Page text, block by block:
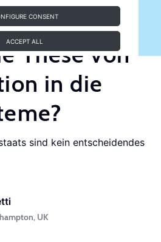
CONSENT
ACCEPT ALL
These von
in die
sind kein entscheidendes
UK